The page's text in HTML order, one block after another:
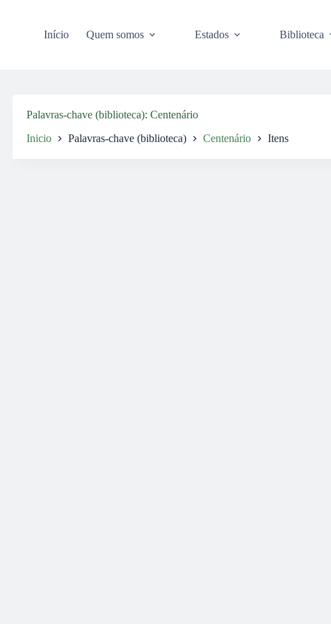
Início Quem somos Estados Biblioteca
Palavras-chave (biblioteca) Centenário
Inicio Palavras-chave (biblioteca) Centenário Itens